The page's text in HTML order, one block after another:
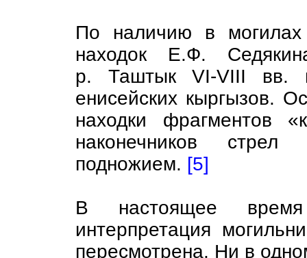
По наличию в могилах
находок Е.Ф.
р. Таштык VI-VIII вв.
енисейских кыргызов.
находки фрагментов
наконечников
подножием. [5]
В настоящее
интерпретация
пересмотрена. Ни в